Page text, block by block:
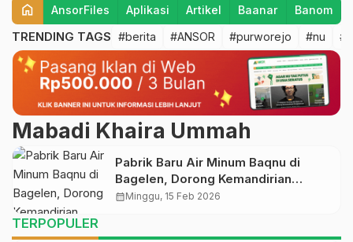
home AnsorFiles Aplikasi Artikel Baanar Banom
TRENDING TAGS #berita #ANSOR #purworejo #nu
Mabadi Khaira Ummah
Pabrik Baru Air Minum Baqnu di
Bagelen, Dorong Kemandirian
Ekonomi Berbasis Pesantren
calendar_monthMinggu, 15 Feb 2026
TERPOPULER